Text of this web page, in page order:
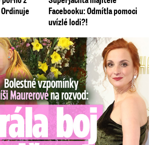
Facebooku: Odmítla pomoci
uvízlé lodi?!
Míši Maurerové: Prohrála boj o dvojčata!